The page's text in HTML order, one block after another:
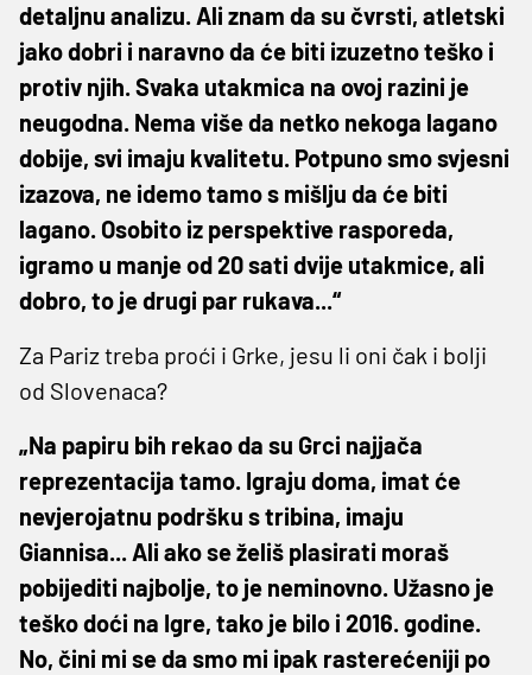
detaljnu analizu. Ali znam da su čvrsti, atletski
jako dobri i naravno da će biti izuzetno teško i
protiv njih. Svaka utakmica na ovoj razini je
neugodna. Nema više da netko nekoga lagano
dobije, svi imaju kvalitetu. Potpuno smo svjesni
izazova, ne idemo tamo s mišlju da će biti
lagano. Osobito iz perspektive rasporeda,
igramo u manje od 20 sati dvije utakmice, ali
dobro, to je drugi par rukava...“
Za Pariz treba proći i Grke, jesu li oni čak i bolji
od Slovenaca?
„Na papiru bih rekao da su Grci najjača
reprezentacija tamo. Igraju doma, imat će
nevjerojatnu podršku s tribina, imaju
Giannisa... Ali ako se želiš plasirati moraš
pobijediti najbolje, to je neminovno. Užasno je
teško doći na Igre, tako je bilo i 2016. godine.
No, čini mi se da smo mi ipak rasterećeniji po